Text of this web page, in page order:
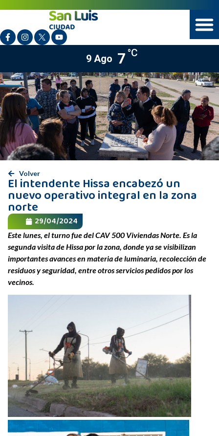
9 Ago 7 °C
Volver
El intendente Hissa encabezó un
nuevo operativo integral en la zona
norte
29/04/2024
Este lunes, el turno fue del CAV 500 Viviendas Norte. Es la
segunda visita de Hissa por la zona, donde ya se visibilizan
importantes avances en materia de luminaria, recolección de
residuos y seguridad, entre otros servicios pedidos por los
vecinos.